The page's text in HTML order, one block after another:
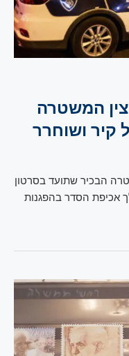
המשטרה
קיר ושוחרר
הבכיר שתועד בסרטון
אכיפת הסדר בהפגנות